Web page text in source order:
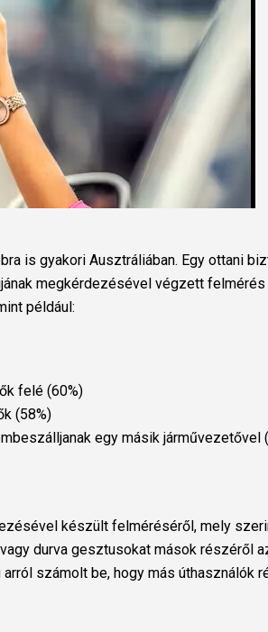
is gyakori Ausztráliában. Egy ottani
megkérdezésével végzett
például:
felé (60%)
(58%)
egy másik járművezetővel
készült felméréséről, mely
durva gesztusokat mások részéről
számolt be, hogy más úthasználók